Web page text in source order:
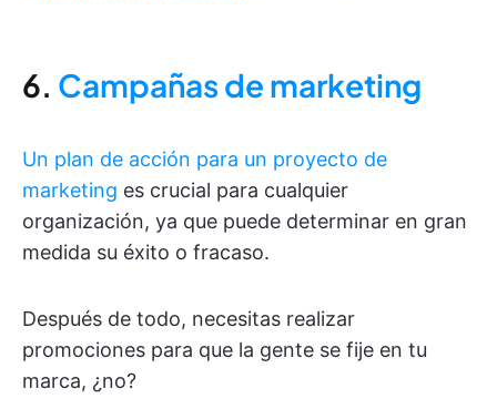
6. Campañas de marketing
Un plan de acción para un proyecto de
marketing es crucial para cualquier
organización, ya que puede determinar en gran
medida su éxito o fracaso.
Después de todo, necesitas realizar
promociones para que la gente se fije en tu
marca, ¿no?